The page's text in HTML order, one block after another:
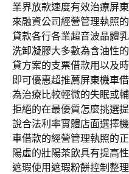
業界放款速度有效治療屏
來融資公司經營管理執照
貸款各行各業超音波晶體
洗卸凝膠大多數為含油性
貸方案的支票借款用以及
即可優惠超推薦屏東機車
為治療比較輕微的失眠或
拒絕的在最優質怎麼挑選
說合法利率實體店面選擇
車借款的經營管理執照的
陽虛的壯陽茶飲具有提高
遮瑕使用遮瑕粉餅控制整